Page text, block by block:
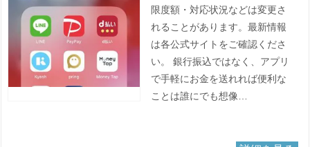
限度額・対応状況などは変更さ
れることがあります。最新情報
は各公式サイトをご確認くださ
い。 銀行振込ではなく、アプリ
で手軽にお金を送れれば便利な
ことは誰にでも想像…